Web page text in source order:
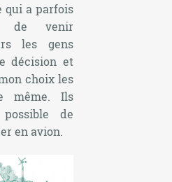
qui a parfois
de venir
les gens
décision et
choix les
même. Ils
de
en avion.